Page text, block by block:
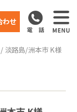
わせ
淡路島/洲本市 K様